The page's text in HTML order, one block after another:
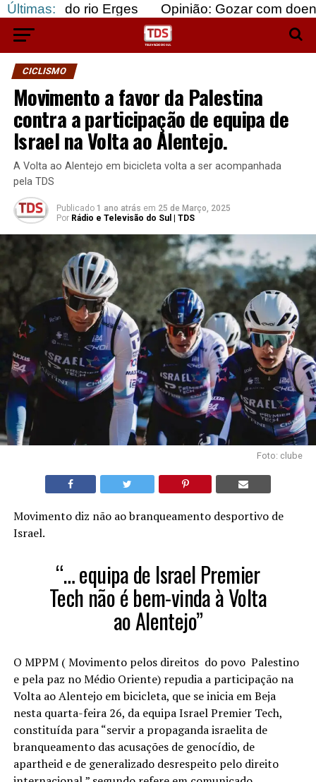
Últimas:
Erges Opinião: Gozar com doentes e
CICLISMO
Movimento a favor da Palestina
contra a participação de equipa de
Israel na Volta ao Alentejo.
A Volta ao Alentejo em bicicleta volta a ser acompanhada
pela TDS
Publicado 1 ano atrás em 25 de Março, 2025
Por Rádio e Televisão do Sul | TDS
Foto: clube
Movimento diz não ao branqueamento desportivo de
Israel.
“… equipa de Israel Premier
Tech não é bem-vinda à Volta
ao Alentejo”
O MPPM ( Movimento pelos direitos do povo Palestino
e pela paz no Médio Oriente) repudia a participação na
Volta ao Alentejo em bicicleta, que se inicia em Beja
nesta quarta-feira 26, da equipa Israel Premier Tech,
constituída para “servir a propaganda israelita de
branqueamento das acusações de genocídio, de
apartheid e de generalizado desrespeito pelo direito